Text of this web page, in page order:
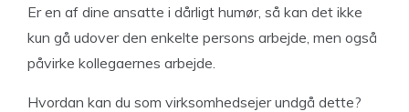
Er en af dine ansatte i dårligt humør, så kan det ikke
kun gå udover den enkelte persons arbejde, men også
påvirke kollegaernes arbejde.
Hvordan kan du som virksomhedsejer undgå dette?